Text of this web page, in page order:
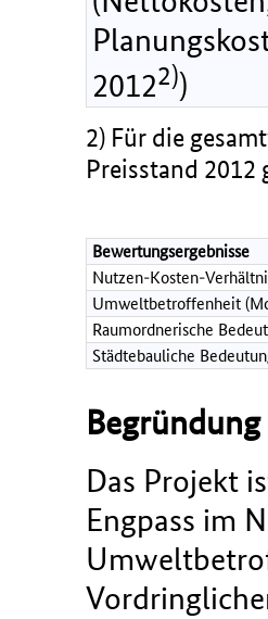
20122))
2) Für die
Preisstand 2012
Bewertungsergebnisse
Nutzen-Kosten-
Umweltbetroffenheit
Raumordnerische
Städtebauliche
Das Projekt
Engpass im